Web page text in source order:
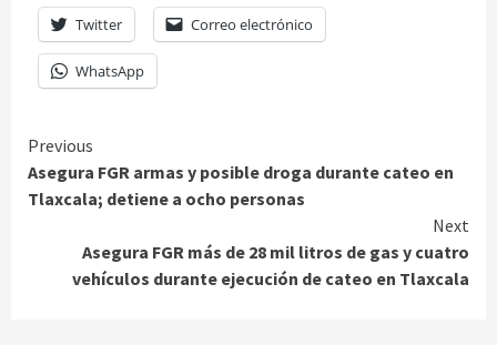
Twitter Correo electrónico
WhatsApp
Continue
Reading
Previous
Asegura FGR armas y posible droga durante cateo en
Tlaxcala; detiene a ocho personas
Next
Asegura FGR más de 28 mil litros de gas y cuatro
vehículos durante ejecución de cateo en Tlaxcala